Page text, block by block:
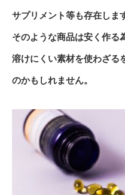
サプリメント等も存在しま
そのような商品は安く作る
溶けにくい素材を使わざる
のかもしれません。